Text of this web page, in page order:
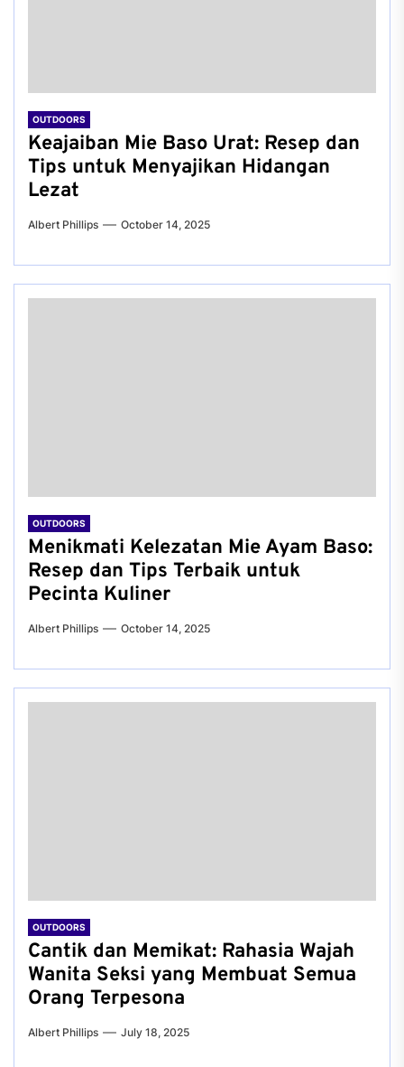
OUTDOORS
Keajaiban Mie Baso Urat: Resep dan
Tips untuk Menyajikan Hidangan
Lezat
Albert Phillips October 14, 2025
OUTDOORS
Menikmati Kelezatan Mie Ayam Baso:
Resep dan Tips Terbaik untuk
Pecinta Kuliner
Albert Phillips October 14, 2025
OUTDOORS
Cantik dan Memikat: Rahasia Wajah
Wanita Seksi yang Membuat Semua
Orang Terpesona
Albert Phillips July 18, 2025